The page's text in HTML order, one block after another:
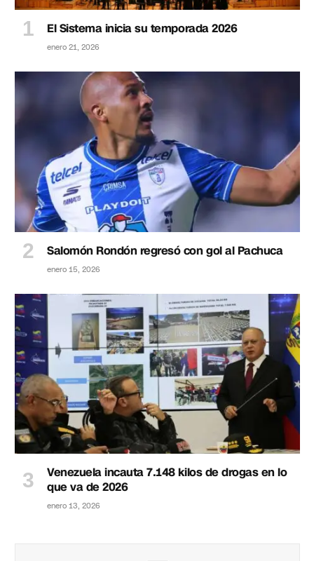
El Sistema inicia su temporada 2026
enero 21, 2026
Salomón Rondón regresó con gol al Pachuca
enero 15, 2026
Venezuela incauta 7.148 kilos de drogas en lo
que va de 2026
enero 13, 2026